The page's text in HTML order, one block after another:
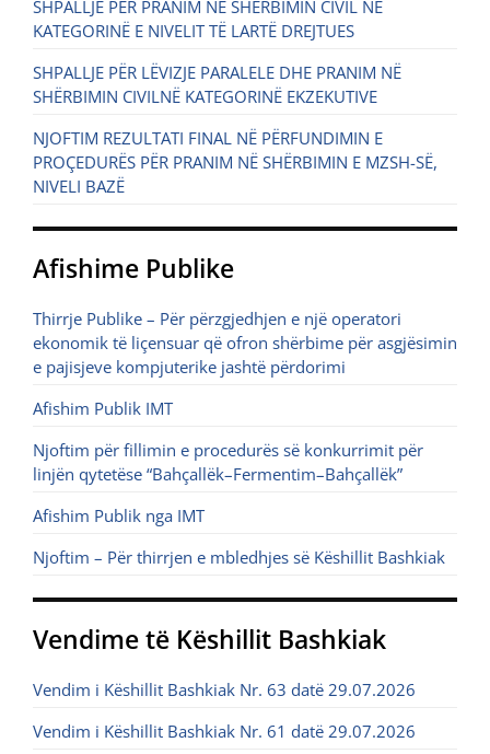
SHPALLJE PËR PRANIM NË SHËRBIMIN CIVIL NË
KATEGORINË E NIVELIT TË LARTË DREJTUES
SHPALLJE PËR LËVIZJE PARALELE DHE PRANIM NË
SHËRBIMIN CIVILNË KATEGORINË EKZEKUTIVE
NJOFTIM REZULTATI FINAL NË PËRFUNDIMIN E
PROÇEDURËS PËR PRANIM NË SHËRBIMIN E MZSH-SË,
NIVELI BAZË
Afishime Publike
Thirrje Publike – Për përzgjedhjen e një operatori
ekonomik të liçensuar që ofron shërbime për asgjësimin
e pajisjeve kompjuterike jashtë përdorimi
Afishim Publik IMT
Njoftim për fillimin e procedurës së konkurrimit për
linjën qytetëse “Bahçallëk–Fermentim–Bahçallëk”
Afishim Publik nga IMT
Njoftim – Për thirrjen e mbledhjes së Këshillit Bashkiak
Vendime të Këshillit Bashkiak
Vendim i Këshillit Bashkiak Nr. 63 datë 29.07.2026
Vendim i Këshillit Bashkiak Nr. 61 datë 29.07.2026